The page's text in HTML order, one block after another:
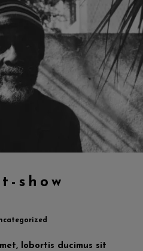
show
lobortis ducimus sit